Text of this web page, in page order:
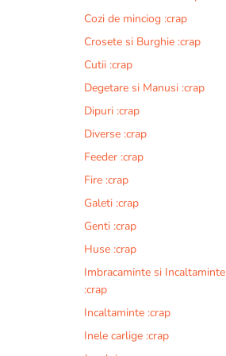
Cozi de minciog :crap
Crosete si Burghie :crap
Cutii :crap
Degetare si Manusi :crap
Dipuri :crap
Diverse :crap
Feeder :crap
Fire :crap
Galeti :crap
Genti :crap
Huse :crap
Imbracaminte si Incaltaminte
:crap
Incaltaminte :crap
Inele carlige :crap